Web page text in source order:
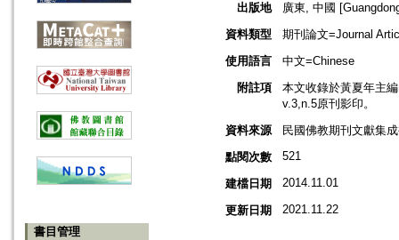
書目管理
出版地
廣東, 中國
資料類型
期刊論文=Journal
使用語言
中文=Chinese
附註項
本文收錄於黃夏年主
v.3,n.5原刊影印。
資料來源
民國佛教期刊文獻集
點閱次數
521
建檔日期 2014.11.01
更新日期 2021.11.22